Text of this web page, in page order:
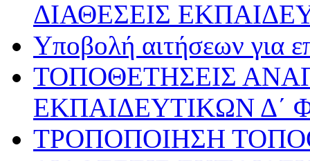
ΔΙΑΘΕΣΕΙΣ
Υποβολή αιτήσεων για
ΤΟΠΟΘΕΤΗΣΕΙΣ
ΕΚΠΑΙΔΕΥΤΙΚΩΝ Δ΄
ΤΡΟΠΟΠΟΙΗΣΗ